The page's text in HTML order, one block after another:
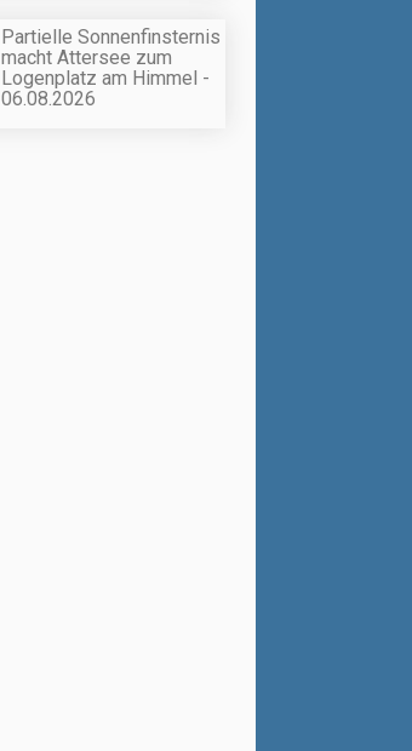
Partielle Sonnenfinsternis
macht Attersee zum
Logenplatz am Himmel -
06.08.2026